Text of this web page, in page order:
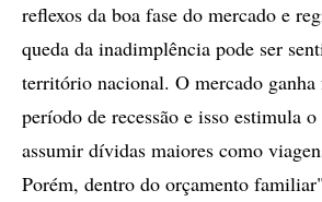
reflexos da boa fase do mercado e
queda da inadimplência pode ser
território nacional. O mercado ganha
período de recessão e isso estimula
assumir dívidas maiores como
Porém, dentro do orçamento